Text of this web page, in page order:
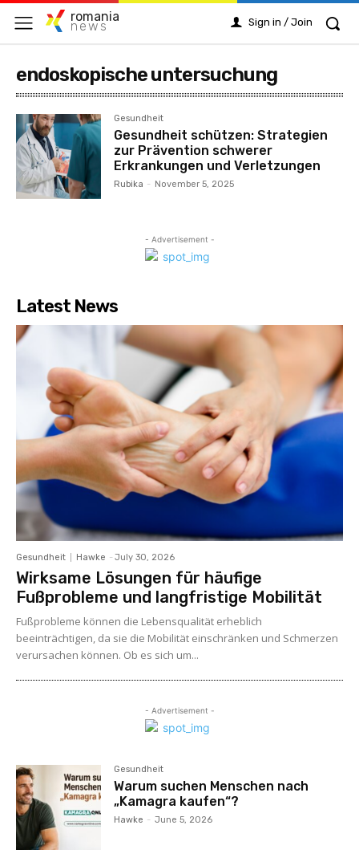
romania
news Sign in / Join
endoskopische untersuchung
Gesundheit
Gesundheit schützen: Strategien
zur Prävention schwerer
Erkrankungen und Verletzungen
Rubika - November 5, 2025
- Advertisement -
Latest News
Gesundheit Hawke - July 30, 2026
Wirksame Lösungen für häufige
Fußprobleme und langfristige Mobilität
Fußprobleme können die Lebensqualität erheblich
beeinträchtigen, da sie die Mobilität einschränken und Schmerzen
verursachen können. Ob es sich um...
- Advertisement -
Gesundheit
Warum suchen Menschen nach
„Kamagra kaufen“?
Hawke - June 5, 2026